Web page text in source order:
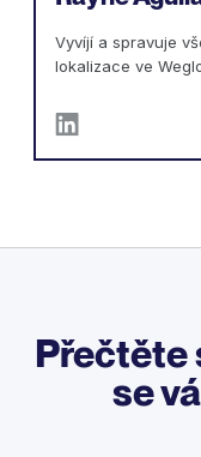
Vyvíjí a spravuje
lokalizace ve
Přečtěte
se